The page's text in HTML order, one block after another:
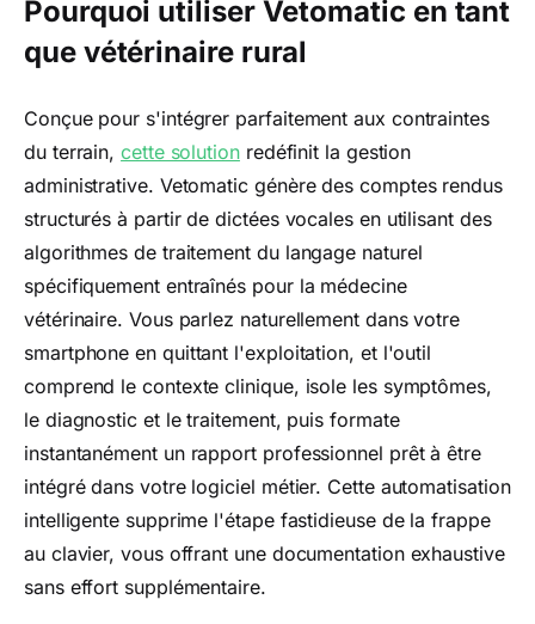
Pourquoi utiliser Vetomatic en tant
que vétérinaire rural
Conçue pour s'intégrer parfaitement aux contraintes
du terrain,cette solutionredéfinit la gestion
administrative. Vetomatic génère des comptes rendus
structurés à partir de dictées vocales en utilisant des
algorithmes de traitement du langage naturel
spécifiquement entraînés pour la médecine
vétérinaire. Vous parlez naturellement dans votre
smartphone en quittant l'exploitation, et l'outil
comprend le contexte clinique, isole les symptômes,
le diagnostic et le traitement, puis formate
instantanément un rapport professionnel prêt à être
intégré dans votre logiciel métier. Cette automatisation
intelligente supprime l'étape fastidieuse de la frappe
au clavier, vous offrant une documentation exhaustive
sans effort supplémentaire.